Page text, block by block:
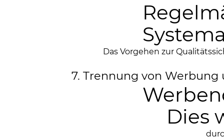
Das Vorgehen zur
7. Trennung von
Dies